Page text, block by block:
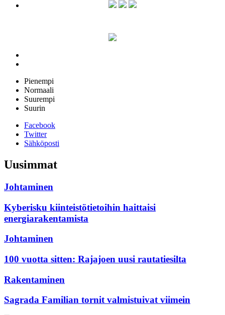
Pienempi
Normaali
Suurempi
Suurin
Facebook
Twitter
Sähköposti
Uusimmat
Johtaminen
Kyberisku kiinteistötietoihin haittaisi
energiarakentamista
Johtaminen
100 vuotta sitten: Rajajoen uusi rautatiesilta
Rakentaminen
Sagrada Familian tornit valmistuivat viimein